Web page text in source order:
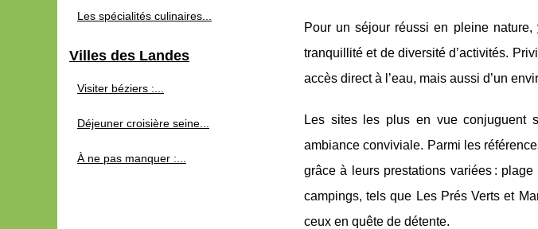
Pour un séjour réussi en pleine nature,
tranquillité et de diversité d’activités.
accès direct à l’eau, mais aussi d’un
Les sites les plus en vue conjuguent
ambiance conviviale. Parmi les
grâce à leurs prestations variées : plage
campings, tels que Les Prés Verts et
ceux en quête de détente.
Les spécialités culinaires...
Villes des Landes
Visiter béziers :...
Déjeuner croisière seine...
À ne pas manquer :...